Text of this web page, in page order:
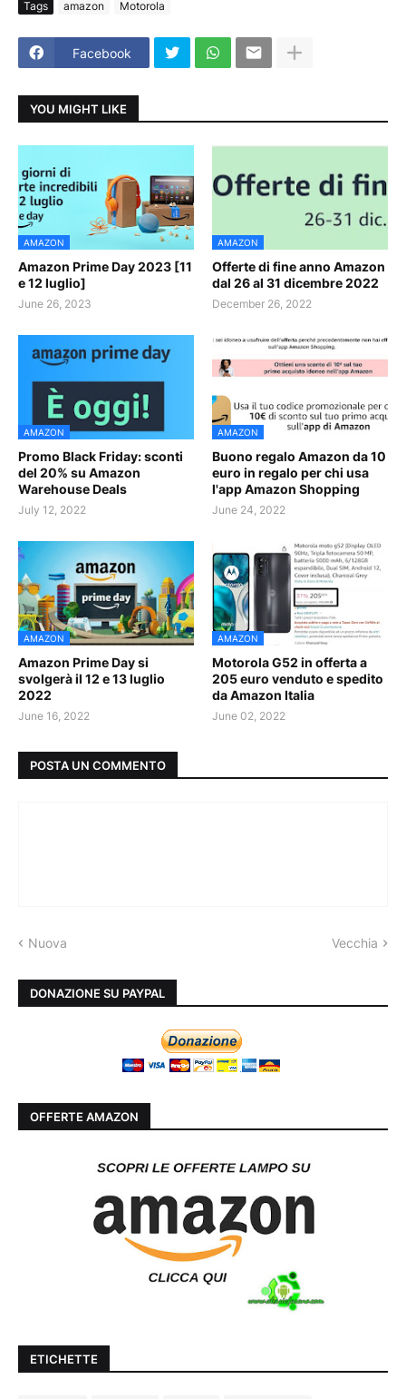
Tags amazon Motorola
Facebook
YOU MIGHT LIKE
AMAZON
Amazon Prime Day 2023 [11
e 12 luglio]
June 26, 2023
AMAZON
Offerte di fine anno Amazon
dal 26 al 31 dicembre 2022
December 26, 2022
AMAZON
Promo Black Friday: sconti
del 20% su Amazon
Warehouse Deals
July 12, 2022
AMAZON
Buono regalo Amazon da 10
euro in regalo per chi usa
l'app Amazon Shopping
June 24, 2022
AMAZON
Amazon Prime Day si
svolgerà il 12 e 13 luglio
2022
June 16, 2022
AMAZON
Motorola G52 in offerta a
205 euro venduto e spedito
da Amazon Italia
June 02, 2022
POSTA UN COMMENTO
Nuova Vecchia
DONAZIONE SU PAYPAL
OFFERTE AMAZON
ETICHETTE